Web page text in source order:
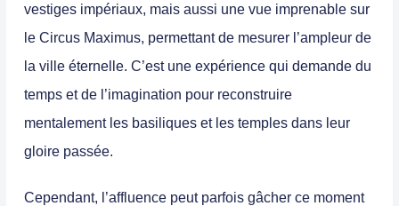
vestiges impériaux, mais aussi une vue imprenable sur
le Circus Maximus, permettant de mesurer l’ampleur de
la ville éternelle. C’est une expérience qui demande du
temps et de l’imagination pour reconstruire
mentalement les basiliques et les temples dans leur
gloire passée.
Cependant, l’affluence peut parfois gâcher ce moment